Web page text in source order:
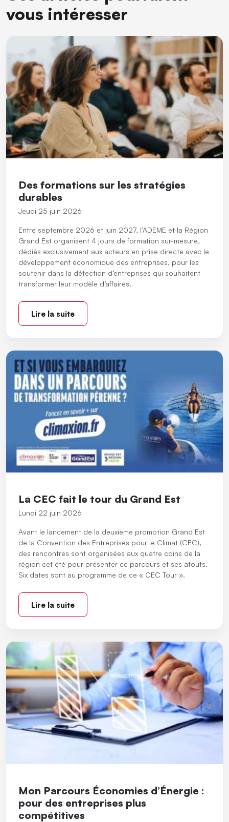
vous intéresser
Des formations sur les stratégies
durables
Jeudi 25 juin 2026
Entre septembre 2026 et juin 2027, l’ADEME et la Région
Grand Est organisent 4 jours de formation sur-mesure,
dédiés exclusivement aux acteurs en prise directe avec le
développement économique des entreprises, pour les
soutenir dans la détection d’entreprises qui souhaitent
transformer leur modèle d’affaires.
Lire la suite
La CEC fait le tour du Grand Est
Lundi 22 juin 2026
Avant le lancement de la deuxième promotion Grand Est
de la Convention des Entreprises pour le Climat (CEC),
des rencontres sont organisées aux quatre coins de la
région cet été pour présenter ce parcours et ses atouts.
Six dates sont au programme de ce « CEC Tour ».
Lire la suite
Mon Parcours Économies d’Énergie :
pour des entreprises plus
compétitives